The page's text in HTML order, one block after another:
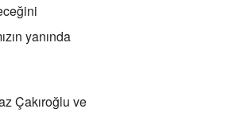
yanında
Çakıroğlu ve